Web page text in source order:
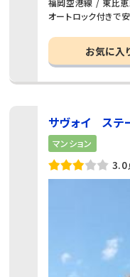
福岡空港線 / 東比
オートロック付きで
お気に入
サヴォイ ステ
マンション
3.0